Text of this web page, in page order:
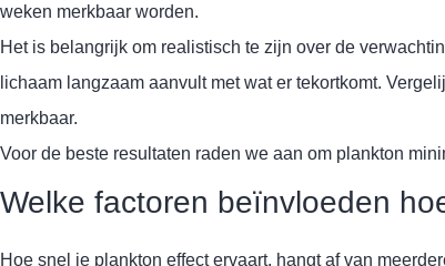
weken merkbaar worden.
Het is belangrijk om realistisch te zijn over de
lichaam langzaam aanvult met wat er tekortkomt.
merkbaar.
Voor de beste resultaten raden we aan om plankton
Welke factoren beïnvloeden
Hoe snel je plankton effect ervaart, hangt af van